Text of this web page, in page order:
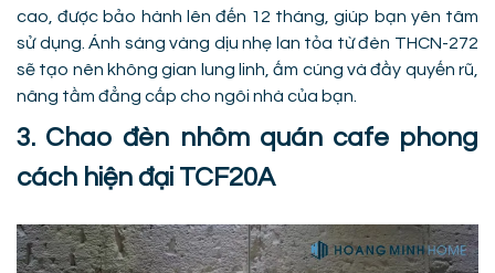
cao, được bảo hành lên đến 12 tháng, giúp bạn yên tâm
sử dụng. Ánh sáng vàng dịu nhẹ lan tỏa từ đèn THCN-272
sẽ tạo nên không gian lung linh, ấm cúng và đầy quyến rũ,
nâng tầm đẳng cấp cho ngôi nhà của bạn.
3. Chao đèn nhôm quán cafe phong
cách hiện đại TCF20A